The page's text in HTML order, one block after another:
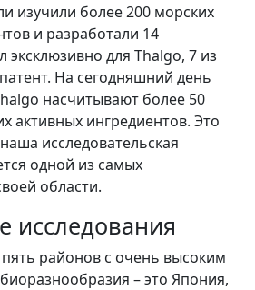
изучили более 200 морских
и разработали 14
для Thalgo, 7 из
На сегодняшний день
насчитывают более 50
активных ингредиентов. Это
исследовательская
одной из самых
области.
исследования
районов с очень высоким
– это Япония,